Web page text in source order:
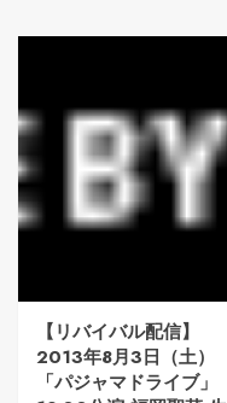
【リバイバル配信】
2013年8月3日（土）
「パジャマドライブ」